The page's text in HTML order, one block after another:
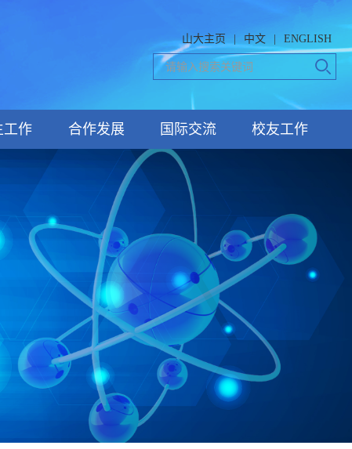
山大主页 中文 ENGLISH
工作 合作发展 国际交流 校友工作